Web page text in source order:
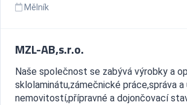
Mělník
MZL-AB,s.r.o.
Naše společnost se zabývá výrobky a
sklolaminátu,zámečnické práce,správa a
nemovitostí,přípravné a dojončovací